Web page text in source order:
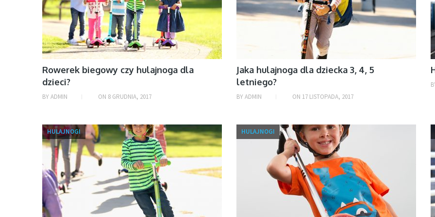
Rowerek biegowy czy hulajnoga dla
dzieci?
BY ADMIN ON 8 GRUDNIA, 2017
Jaka hulajnoga dla dziecka 3, 4, 5
letniego?
BY ADMIN ON 17 LISTOPADA, 2017
HULAJNOGI HULAJNOGI